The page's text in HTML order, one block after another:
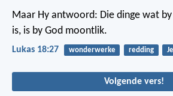
Maar Hy antwoord: Die dinge wat
is, is by God moontlik.
Lukas 18:27 wonderwerke redding
Volgende vers!